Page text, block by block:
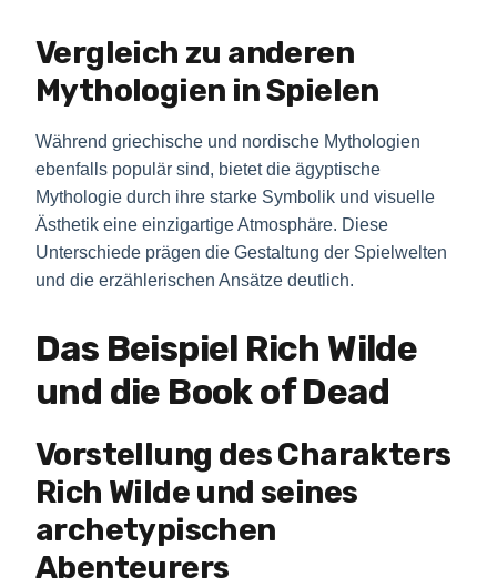
Vergleich zu anderen
Mythologien in Spielen
Während griechische und nordische Mythologien
ebenfalls populär sind, bietet die ägyptische
Mythologie durch ihre starke Symbolik und visuelle
Ästhetik eine einzigartige Atmosphäre. Diese
Unterschiede prägen die Gestaltung der Spielwelten
und die erzählerischen Ansätze deutlich.
Das Beispiel Rich Wilde
und die Book of Dead
Vorstellung des Charakters
Rich Wilde und seines
archetypischen
Abenteurers